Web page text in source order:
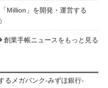
Million」を開発・運営する
創業手帳ニュースをもっと見る
るメガバンク-みずほ銀行-